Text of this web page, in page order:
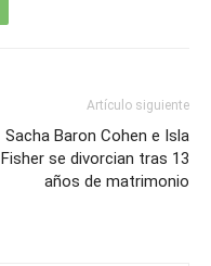
Artículo siguiente
Sacha Baron Cohen e Isla
Fisher se divorcian tras 13
años de matrimonio